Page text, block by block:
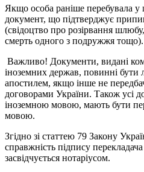
Якщо особа раніше перебувала у
документ, що підтверджує
(свідоцтво про розірвання
смерть одного з подружжя тощо).
Важливо! Документи, видані
іноземних держав, повинні бути
апостилем, якщо інше не
договорами України. Також усі
іноземною мовою, мають бути
мовою.
Згідно зі статтею 79 Закону
справжність підпису
засвідчується нотаріусом.